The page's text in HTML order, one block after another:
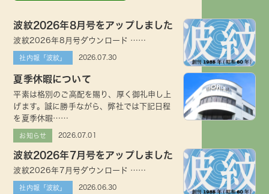
波紋2026年8月号をアップしました
波紋2026年8月号ダウンロード ……
社内報「波紋」 2026.07.30
夏季休暇について
平素は格別のご高配を賜り、厚く御礼申し上
げます。誠に勝手ながら、弊社では下記日程
を夏季休暇……
お知らせ 2026.07.01
波紋2026年7月号をアップしました
波紋2026年7月号ダウンロード ……
社内報「波紋」 2026.06.30